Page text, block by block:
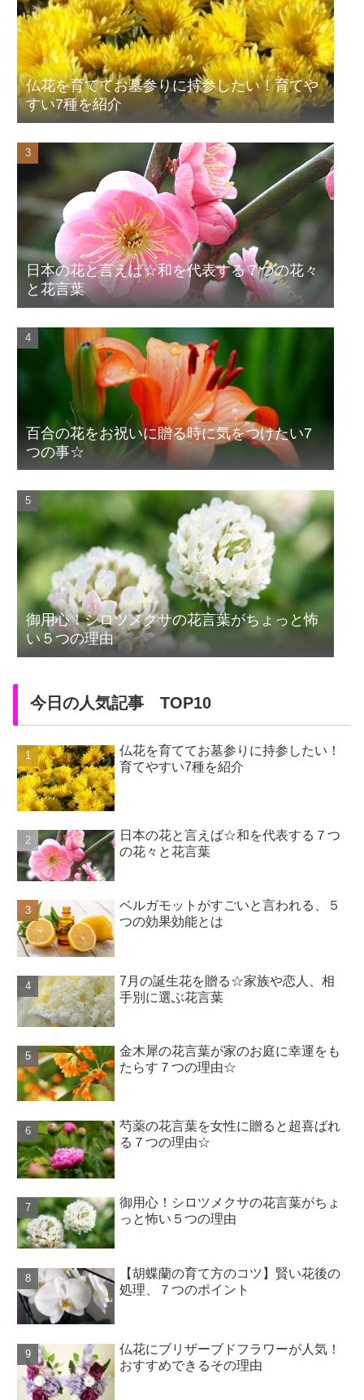
仏花を育ててお墓参りに持参したい！育てや
すい7種を紹介
日本の花と言えば☆和を代表する７つの花々
と花言葉
百合の花をお祝いに贈る時に気をつけたい7
つの事☆
御用心！シロツメクサの花言葉がちょっと怖
い５つの理由
今日の人気記事 TOP10
仏花を育ててお墓参りに持参したい！
育てやすい7種を紹介
日本の花と言えば☆和を代表する７つ
の花々と花言葉
ベルガモットがすごいと言われる、５
つの効果効能とは
7月の誕生花を贈る☆家族や恋人、相
手別に選ぶ花言葉
金木犀の花言葉が家のお庭に幸運をも
たらす７つの理由☆
芍薬の花言葉を女性に贈ると超喜ばれ
る７つの理由☆
御用心！シロツメクサの花言葉がちょ
っと怖い５つの理由
【胡蝶蘭の育て方のコツ】賢い花後の
処理、７つのポイント
仏花にブリザーブドフラワーが人気！
おすすめできるその理由